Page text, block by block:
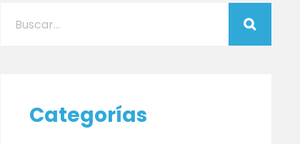
Categorías